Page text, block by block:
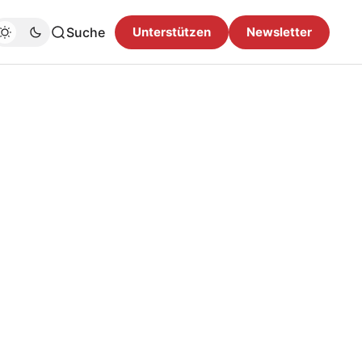
Suche Unterstützen Newsletter